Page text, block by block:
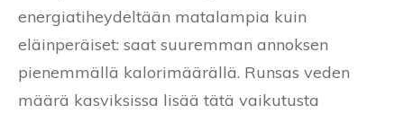
energiatiheydeltään matalampia kuin
eläinperäiset: saat suuremman annoksen
pienemmällä kalorimäärällä. Runsas veden
määrä kasviksissa lisää tätä vaikutusta